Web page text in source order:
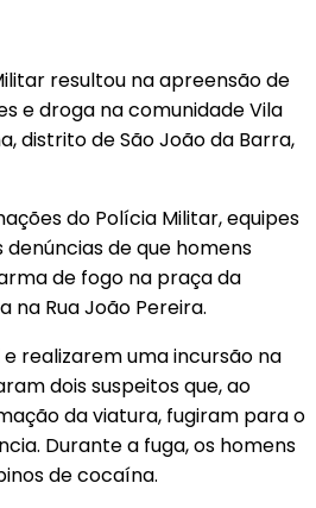
resultou na apreensão de
e droga na comunidade Vila
distrito de São João da Barra,
do Polícia Militar, equipes
de que homens
de fogo na praça da
na Rua João Pereira.
realizarem uma incursão na
dois suspeitos que, ao
da viatura, fugiram para o
Durante a fuga, os homens
de cocaína.